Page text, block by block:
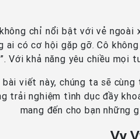
chỉ nổi bật với vẻ ngoài
ai có cơ hội gặp gỡ. Cô
Với khả năng yêu chiều mọi
bài viết này, chúng ta sẽ
trải nghiệm tình dục đầy
mang đến cho bạn những